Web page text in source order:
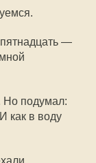
—
Но подумал:
как в воду